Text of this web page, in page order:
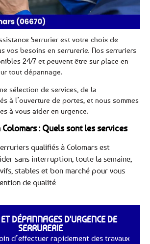
Serrurier est votre choix de
vos besoins en serrurerie. Nos serruriers
24/7 et peuvent être sur place en
tout dépannage.
sélection de services, de la
à l’ouverture de portes, et nous sommes
à vous aider en urgence.
: Quels sont les services
qualifiés à Colomars est
sans interruption, toute la semaine,
stables et bon marché pour vous
de qualité
DÉPANNAGES D'URGENCE DE
SERRURERIE
d’effectuer rapidement des travaux